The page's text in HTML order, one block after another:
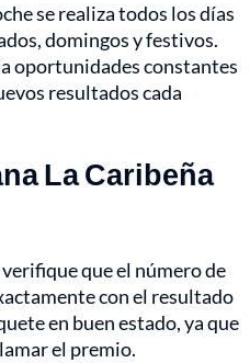
se realiza todos los días
domingos y festivos.
oportunidades constantes
resultados cada
La Caribeña
que el número de
con el resultado
en buen estado, ya que
el premio.